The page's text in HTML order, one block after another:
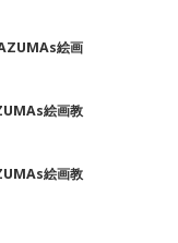
絵画
絵画教
絵画教